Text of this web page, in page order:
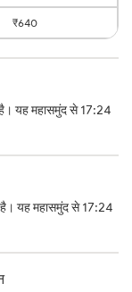
₹640
यह महासमुंद से 17:24
यह महासमुंद से 17:24